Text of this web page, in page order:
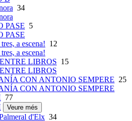
34
PASE 5
PASE
a escena! 12
a escena!
LIBROS 15
LIBROS
CON ANTONIO SEMPERE 25
CON ANTONIO SEMPERE
77
Veure més
d'Elx 34